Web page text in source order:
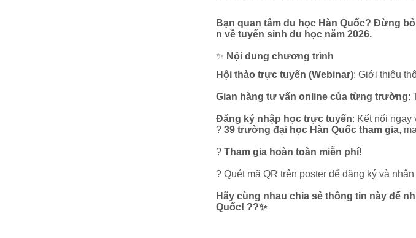
Bạn quan tâm du học Hàn Quốc? Đừng
n về tuyển sinh du học năm 2026.
✨ Nội dung chương trình
Hội thảo trực tuyến (Webinar): Giới thiệu
Gian hàng tư vấn online của từng trường:
Đăng ký nhập học trực tuyến: Kết nối
? 39 trường đại học Hàn Quốc tham gia,
? Tham gia hoàn toàn miễn phí!
? Quét mã QR trên poster để đăng ký và
Hãy cùng nhau chia sẻ thông tin này để
Quốc! ??✨